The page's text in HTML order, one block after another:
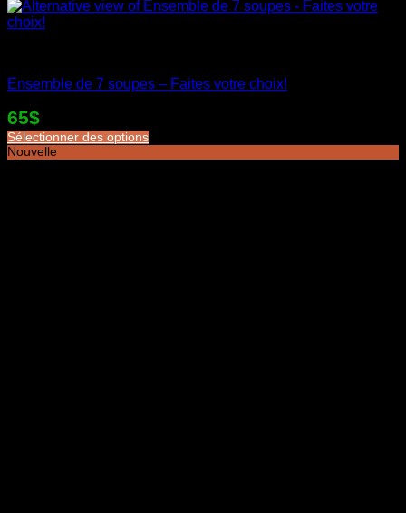
Ensemble de 7 soupes – Faites votre choix!
65$
Sélectionner des options
Nouvelle